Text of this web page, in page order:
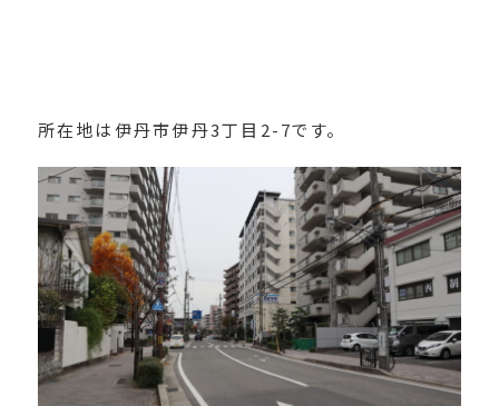
所在地は伊丹市伊丹3丁目2-7です。